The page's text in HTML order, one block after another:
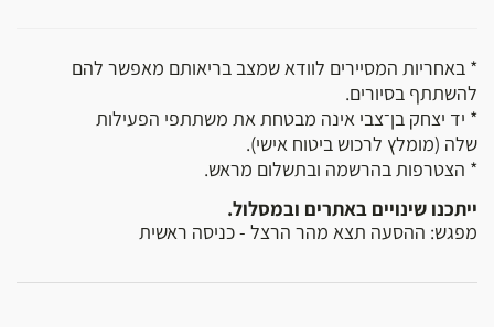
* באחריות המסיירים לוודא שמצב בריאותם מאפשר להם
להשתתף בסיורים.
* יד יצחק בן־צבי אינה מבטחת את משתתפי הפעילות
שלה (מומלץ לרכוש ביטוח אישי).
* הצטרפות בהרשמה ובתשלום מראש.
ייתכנו שינויים באתרים ובמסלול.
מפגש: ההסעה תצא מהר הרצל - כניסה ראשית